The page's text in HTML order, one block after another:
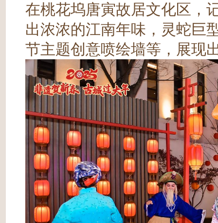
在桃花坞唐寅故居文化区，
出浓浓的江南年味，灵蛇巨
节主题创意喷绘墙等，展现